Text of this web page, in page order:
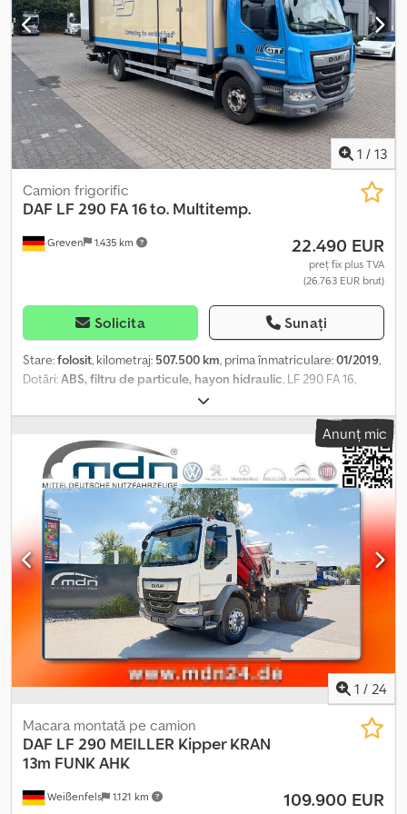
despre preț.
1 / 13
Greven 1.435 km
Camion frigorific
DAF LF 290 FA 16 to. Multitemp.
22.490 EUR
preț fix plus TVA
(26.763 EUR brut)
Solicita Sunați
Stare:folosit, kilometraj: 507.500 km, prima înmatriculare:01/2019,
Dotări:ABS, filtru de particule, hayon hidraulic, LF 290 FA 16,
model Multitemp, culoare albastră, marca Nagel, cu rampă de
încărcare Bär. Djdpfxszr S Uhs Anpswa
Anunț mic
1 / 24
Weißenfels 1.121 km
Macara montată pe camion
DAF LF 290 MEILLER Kipper KRAN
13m FUNK AHK
109.900 EUR